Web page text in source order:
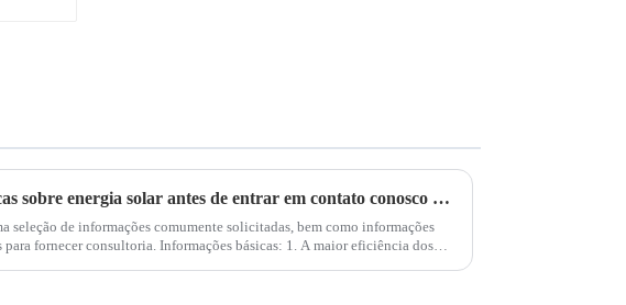
Obtenha dicas sobre energia solar antes de entrar em contato conosco para obter aconselhamento especializado
seleção de informações comumente solicitadas, bem como informações
para fornecer consultoria. Informações básicas: 1. A maior eficiência dos